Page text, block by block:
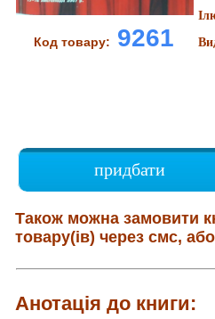
Код товару: 9261
придбати
Також можна замовити
товару(ів) через смс,
Анотація до книги: